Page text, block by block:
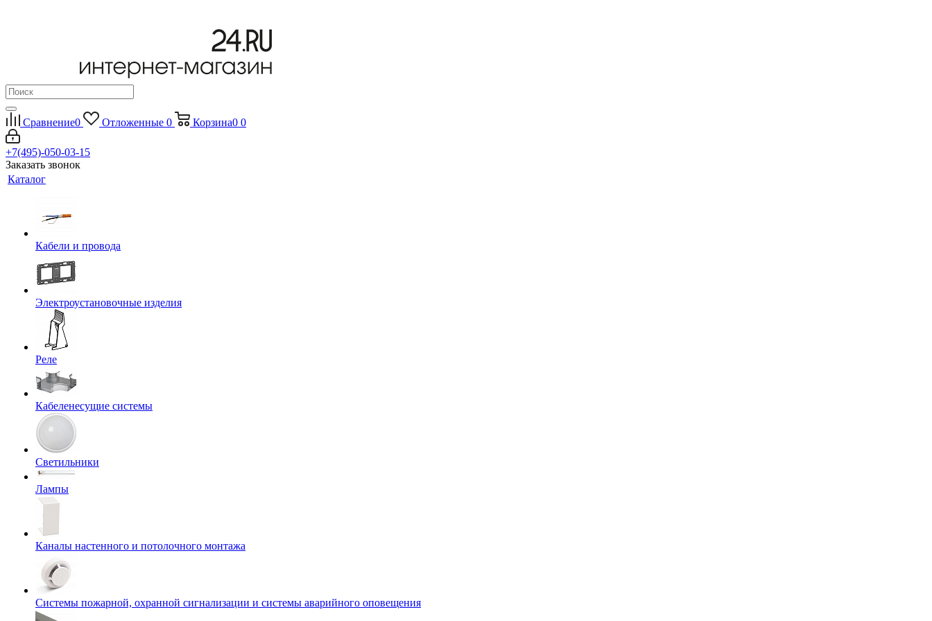
Сравнение0 Отложенные 0 Корзина0 0
+7(495)-050-03-15
Заказать звонок
Каталог
Кабели и провода
Электроустановочные изделия
Реле
Кабеленесущие системы
Светильники
Лампы
Каналы настенного и потолочного монтажа
Системы пожарной, охранной сигнализации и системы аварийного оповещения